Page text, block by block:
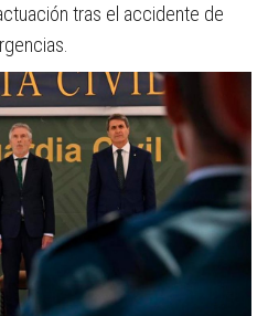
tras el accidente de